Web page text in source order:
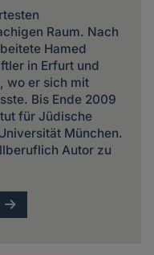
Raum. Nach
Hamed
in Erfurt und
wo er sich mit
Bis Ende 2009
für Jüdische
München.
Autor zu